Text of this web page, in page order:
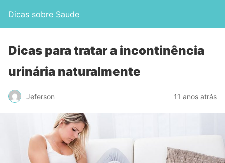
Dicas sobre Saude
Dicas para tratar a incontinência
urinária naturalmente
Jeferson 11 anos atrás